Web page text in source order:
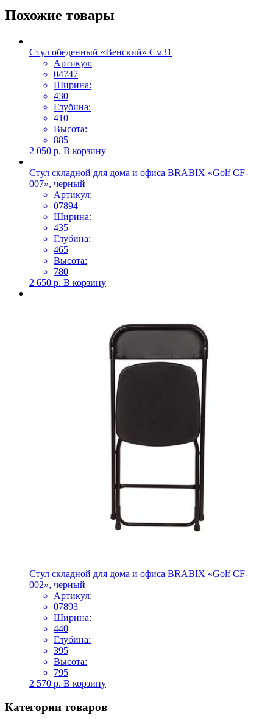
Похожие товары
Стул обеденный «Венский» См31
Артикул:
04747
Ширина:
430
Глубина:
410
Высота:
885
2 050 р. В корзину
Стул складной для дома и офиса BRABIX «Golf CF-
007», черный
Артикул:
07894
Ширина:
435
Глубина:
465
Высота:
780
2 650 р. В корзину
Стул складной для дома и офиса BRABIX «Golf CF-
002», черный
Артикул:
07893
Ширина:
440
Глубина:
395
Высота:
795
2 570 р. В корзину
Категории товаров